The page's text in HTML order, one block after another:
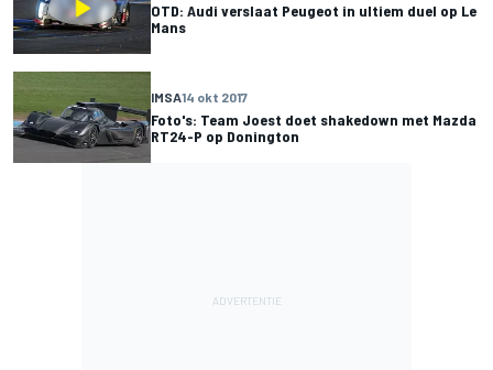
OTD: Audi verslaat Peugeot in ultiem duel op Le
Mans
IMSA14 okt 2017
Foto's: Team Joest doet shakedown met Mazda
RT24-P op Donington